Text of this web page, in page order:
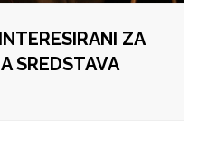
ZA
SREDSTAVA